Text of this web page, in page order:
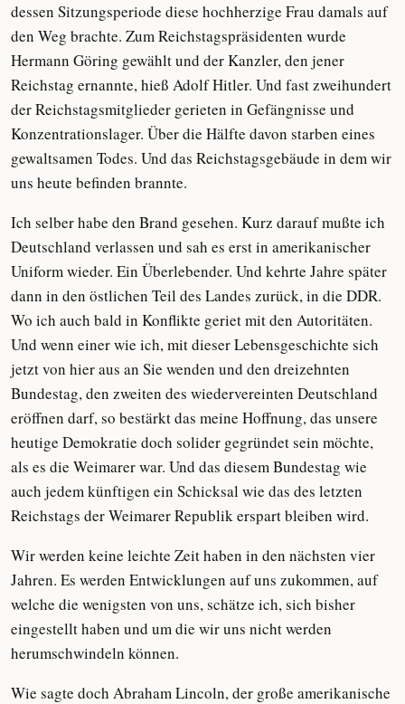
dessen Sitzungsperiode diese hochherzige Frau damals auf
den Weg brachte. Zum Reichstagspräsidenten wurde
Hermann Göring gewählt und der Kanzler, den jener
Reichstag ernannte, hieß Adolf Hitler. Und fast zweihundert
der Reichstagsmitglieder gerieten in Gefängnisse und
Konzentrationslager. Über die Hälfte davon starben eines
gewaltsamen Todes. Und das Reichstagsgebäude in dem wir
uns heute befinden brannte.
Ich selber habe den Brand gesehen. Kurz darauf mußte ich
Deutschland verlassen und sah es erst in amerikanischer
Uniform wieder. Ein Überlebender. Und kehrte Jahre später
dann in den östlichen Teil des Landes zurück, in die DDR.
Wo ich auch bald in Konflikte geriet mit den Autoritäten.
Und wenn einer wie ich, mit dieser Lebensgeschichte sich
jetzt von hier aus an Sie wenden und den dreizehnten
Bundestag, den zweiten des wiedervereinten Deutschland
eröffnen darf, so bestärkt das meine Hoffnung, das unsere
heutige Demokratie doch solider gegründet sein möchte,
als es die Weimarer war. Und das diesem Bundestag wie
auch jedem künftigen ein Schicksal wie das des letzten
Reichstags der Weimarer Republik erspart bleiben wird.
Wir werden keine leichte Zeit haben in den nächsten vier
Jahren. Es werden Entwicklungen auf uns zukommen, auf
welche die wenigsten von uns, schätze ich, sich bisher
eingestellt haben und um die wir uns nicht werden
herumschwindeln können.
Wie sagte doch Abraham Lincoln, der große amerikanische